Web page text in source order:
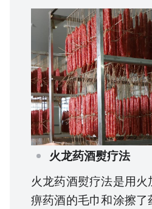
火龙药酒熨疗法
火龙药酒熨疗法是用
痹药酒的毛巾和涂擦